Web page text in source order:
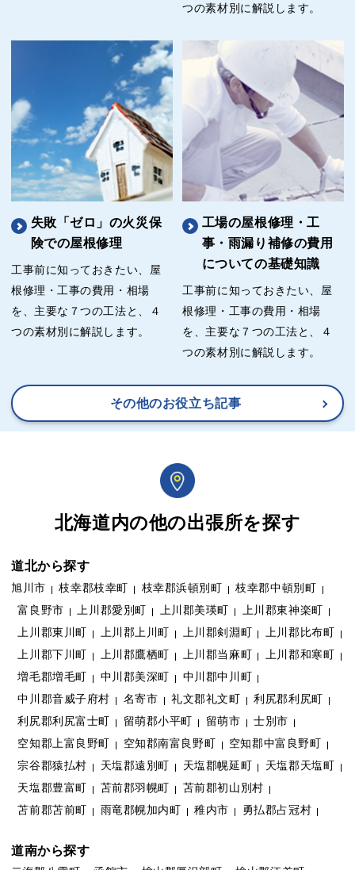
つの素材別に解説します。
失敗「ゼロ」の火災保
険での屋根修理
工事前に知っておきたい、屋
根修理・工事の費用・相場
を、主要な７つの工法と、４
つの素材別に解説します。
工場の屋根修理・工
事・雨漏り補修の費用
についての基礎知識
工事前に知っておきたい、屋
根修理・工事の費用・相場
を、主要な７つの工法と、４
つの素材別に解説します。
その他のお役立ち記事
北海道内の他の出張所を探す
道北から探す
旭川市 枝幸郡枝幸町 枝幸郡浜頓別町
枝幸郡中頓別町
富良野市
上川郡愛別町 上川郡美瑛町
上川郡東神楽町
上川郡東川町
上川郡上川町 上川郡剣淵町
上川郡比布町
上川郡下川町
上川郡鷹栖町 上川郡当麻町
上川郡和寒町
増毛郡増毛町
中川郡美深町
中川郡中川町
中川郡音威子府村
名寄市 礼文郡礼文町
利尻郡利尻町
利尻郡利尻富士町
留萌郡小平町 留萌市
士別市
空知郡上富良野町
空知郡南富良野町
空知郡中富良野町
宗谷郡猿払村
天塩郡遠別町 天塩郡幌延町
天塩郡天塩町
天塩郡豊富町
苫前郡羽幌町
苫前郡初山別村
苫前郡苫前町
雨竜郡幌加内町 稚内市 勇払郡占冠村
道南から探す